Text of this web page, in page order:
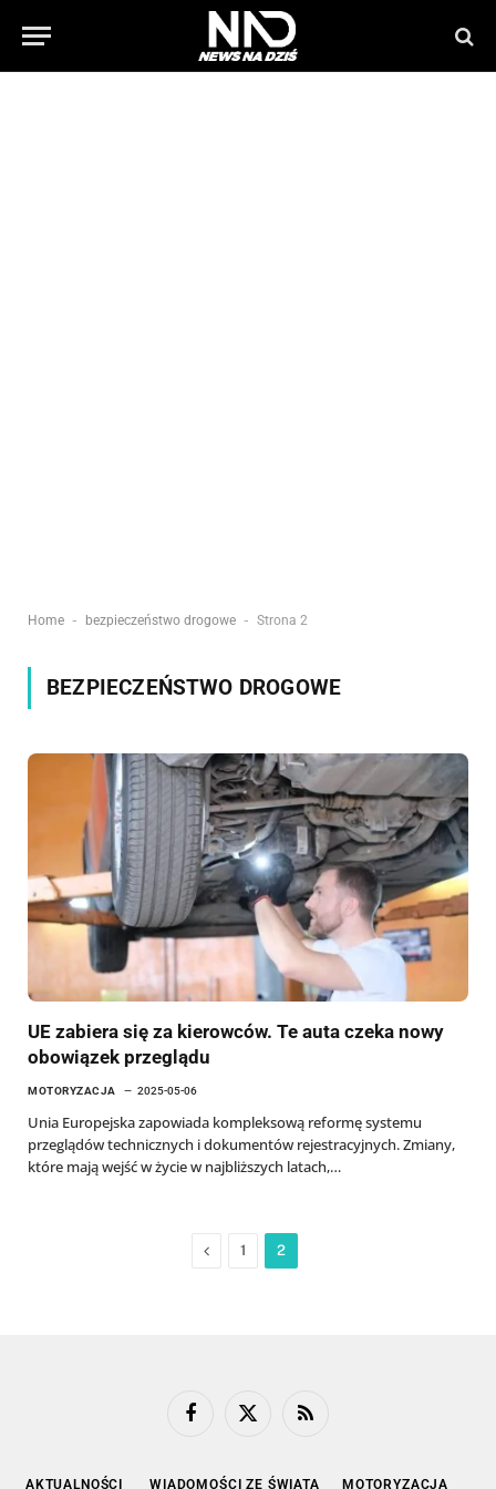
Home - bezpieczeństwo drogowe - Strona 2
BEZPIECZEŃSTWO DROGOWE
UE zabiera się za kierowców. Te auta czeka nowy
obowiązek przeglądu
MOTORYZACJA 2025-05-06
Unia Europejska zapowiada kompleksową reformę systemu
przeglądów technicznych i dokumentów rejestracyjnych. Zmiany,
które mają wejść w życie w najbliższych latach,…
Previous
1 2
FacebookX
RSS
AKTUALNOŚCI WIADOMOŚCI ZE ŚWIATA MOTORYZACJA